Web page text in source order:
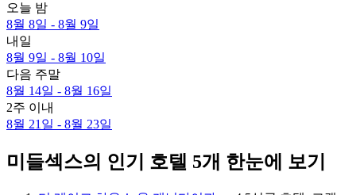
오늘 밤
8월 8일 - 8월 9일
내일
8월 9일 - 8월 10일
다음 주말
8월 14일 - 8월 16일
2주 이내
8월 21일 - 8월 23일
미들섹스의 인기 호텔 5개 한눈에 보기